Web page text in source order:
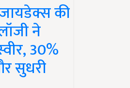
की
ने
30%
सुधरी